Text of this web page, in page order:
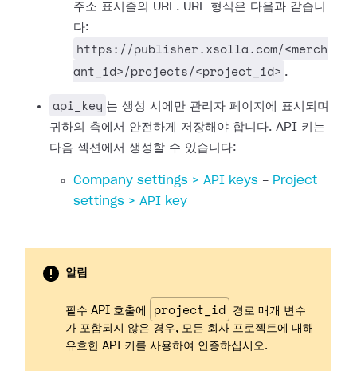
주소 표시줄의 URL. URL 형식은 다음과 같습니
다:
https://publisher.xsolla.com/<merch
ant_id>/projects/<project_id> .
api_key 는 생성 시에만 관리자 페이지에 표시되며
귀하의 측에서 안전하게 저장해야 합니다. API 키는
다음 섹션에서 생성할 수 있습니다:
Company settings > API keys - Project
settings > API key
알림
필수 API 호출에 project_id
경로 매개 변수
가 포함되지 않은 경우, 모든 회사 프로젝트에 대해
유효한 API 키를 사용하여 인증하십시오.